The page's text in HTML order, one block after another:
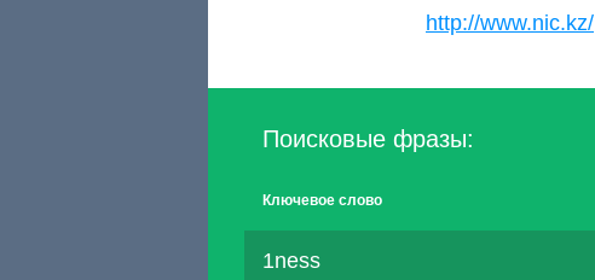
http://www.nic.kz/
Поисковые фразы:
Ключевое слово
1ness